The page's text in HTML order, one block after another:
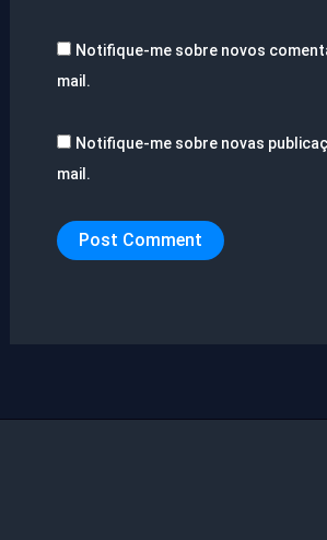
Notifique-me sobre novos
mail.
Notifique-me sobre novas
mail.